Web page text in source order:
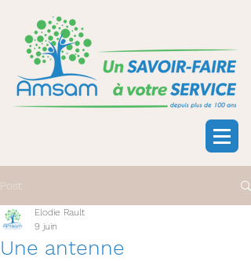
Post
Une antenne
Elodie Rault
9 juin